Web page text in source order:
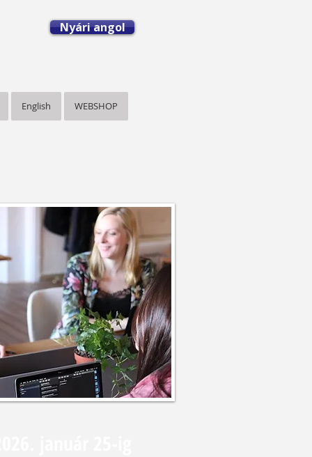
Nyári angol
English WEBSHOP